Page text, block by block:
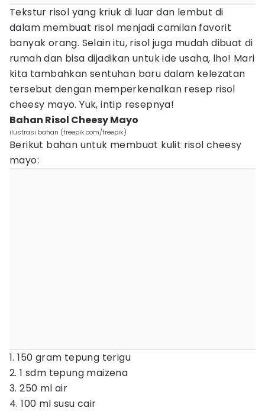
Tekstur risol yang kriuk di luar dan lembut di
dalam membuat risol menjadi camilan favorit
banyak orang. Selain itu, risol juga mudah dibuat di
rumah dan bisa dijadikan untuk ide usaha, lho! Mari
kita tambahkan sentuhan baru dalam kelezatan
tersebut dengan memperkenalkan resep risol
cheesy mayo. Yuk, intip resepnya!
Bahan Risol Cheesy Mayo
ilustrasi bahan (freepik.com/freepik)
Berikut bahan untuk membuat kulit risol cheesy
mayo:
1. 150 gram tepung terigu
2. 1 sdm tepung maizena
3. 250 ml air
4. 100 ml susu cair